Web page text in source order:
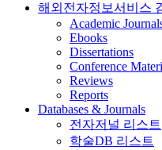
해외전자정보서비스
Academic
Ebooks
Dissertations
Conference
Reviews
Reports
Databases & Journals
전자저널 리스트
학술DB 리스트